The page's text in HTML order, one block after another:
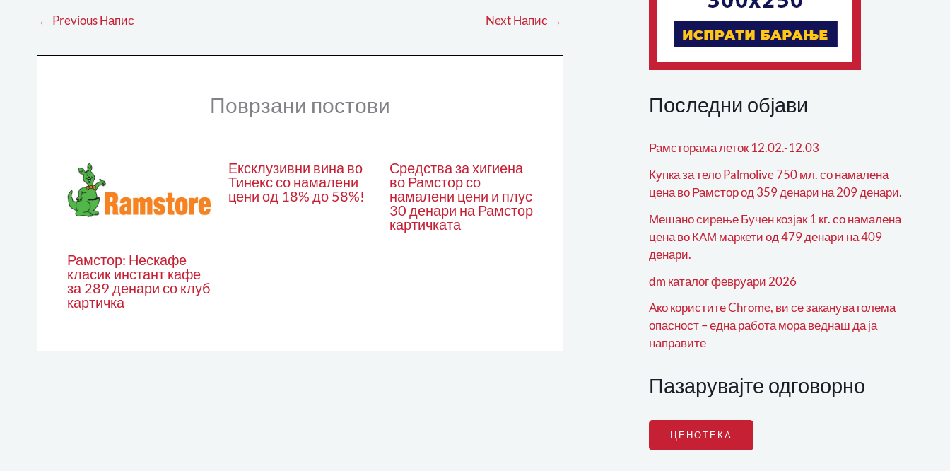
← Previous Напис Next Напис →
Поврзани постови
Рамстор: Нескафе
класик инстант кафе
за 289 денари со клуб
картичка
Ексклузивни вина во
Тинекс со намалени
цени од 18% до 58%!
Средства за хигиена
во Рамстор со
намалени цени и плус
30 денари на Рамстор
картичката
Последни објави
Рамсторама леток 12.02.-12.03
Купка за тело Palmolive 750 мл. со намалена
цена во Рамстор од 359 денари на 209 денари.
Мешано сирење Бучен козјак 1 кг. со намалена
цена во КАМ маркети од 479 денари на 409
денари.
dm каталог февруари 2026
Ако користите Chrome, ви се заканува голема
опасност – една работа мора веднаш да ја
направите
Пазарувајте одговорно
ЦЕНОТЕКА